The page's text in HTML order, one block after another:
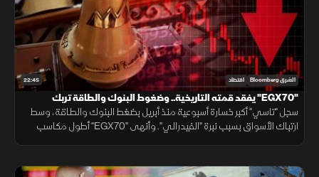
22:45 الشرق Bloomberg اقتصاد
"EGX70" يفقد قمته التاريخية.. وضغوط البنوك والطاقة تربك
"تاسي"
سجل "تاسي" أكبر خسارة أسبوعية منذ أبريل بضغط البنوك والطاقة، وسط
ارتباك الأسواق بسبب نبرة "الفيدرالي". وأنهى "EGX70" أطول مكاسب